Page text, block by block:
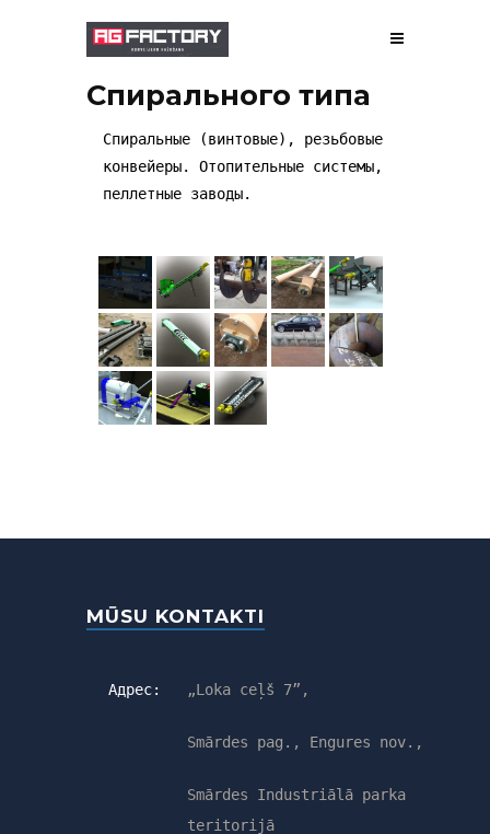
ПРОИЗВОДСТВО
ГАЛЕРЕЯ
РАБОТЫ
Спирального типа
Спиральные (винтовые), резьбовые
конвейеры. Отопительные системы,
пеллетные заводы.
MŪSU KONTAKTI
Адрес: „Loka ceļš 7”,
Smārdes pag., Engures nov.,
Smārdes Industriālā parka
teritorijā